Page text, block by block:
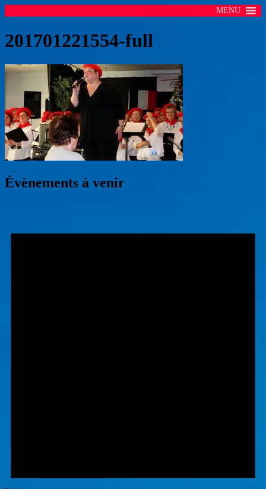
MENU
201701221554-full
Évènements à venir